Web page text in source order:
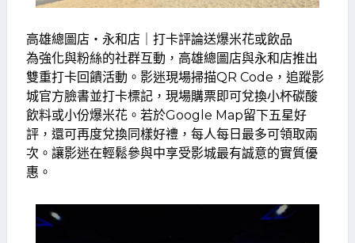
高雄總圖店・永和店｜打卡評論送爆米花或飲品
為強化與粉絲的社群互動，高雄總圖店與永和店推出
雙重打卡回饋活動。影迷現場掃描QR Code，追蹤影
城官方臉書並打卡標記，現場購票即可兌換小杯碳酸
飲料或小份爆米花。若於Google Map留下五星好
評，還可再度兌換同樣好禮，每人每日最多可領取兩
次。讓影迷在輕鬆參與中享受影城最有誠意的實質優
惠。